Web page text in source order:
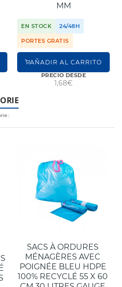
MM
EN STOCK 24/48H
PORTES GRATIS
AÑADIR AL CARRITO
PRECIO DESDE
1,68€
:
SACS À ORDURES
MÉNAGÈRES AVEC
POIGNÉE BLEU HDPE
100% RECYCLÉ 55 X 60